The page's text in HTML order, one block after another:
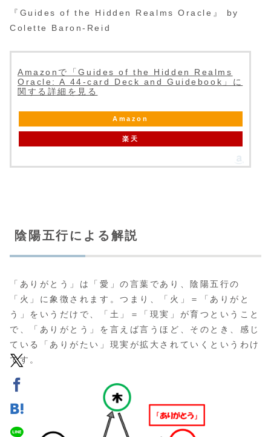
『Guides of the Hidden Realms Oracle』 by
Colette Baron-Reid
Amazonで「Guides of the Hidden Realms
Oracle: A 44-card Deck and Guidebook」に
関する詳細を見る
Amazon
楽天
陰陽五行による解説
「ありがとう」は「愛」の言葉であり、陰陽五行の
「火」に象徴されます。つまり、「火」＝「ありがと
う」をいうだけで、「土」＝「現実」が育つということ
で、「ありがとう」を言えば言うほど、そのとき、感じ
ている「ありがたい」現実が拡大されていくというわけ
です。